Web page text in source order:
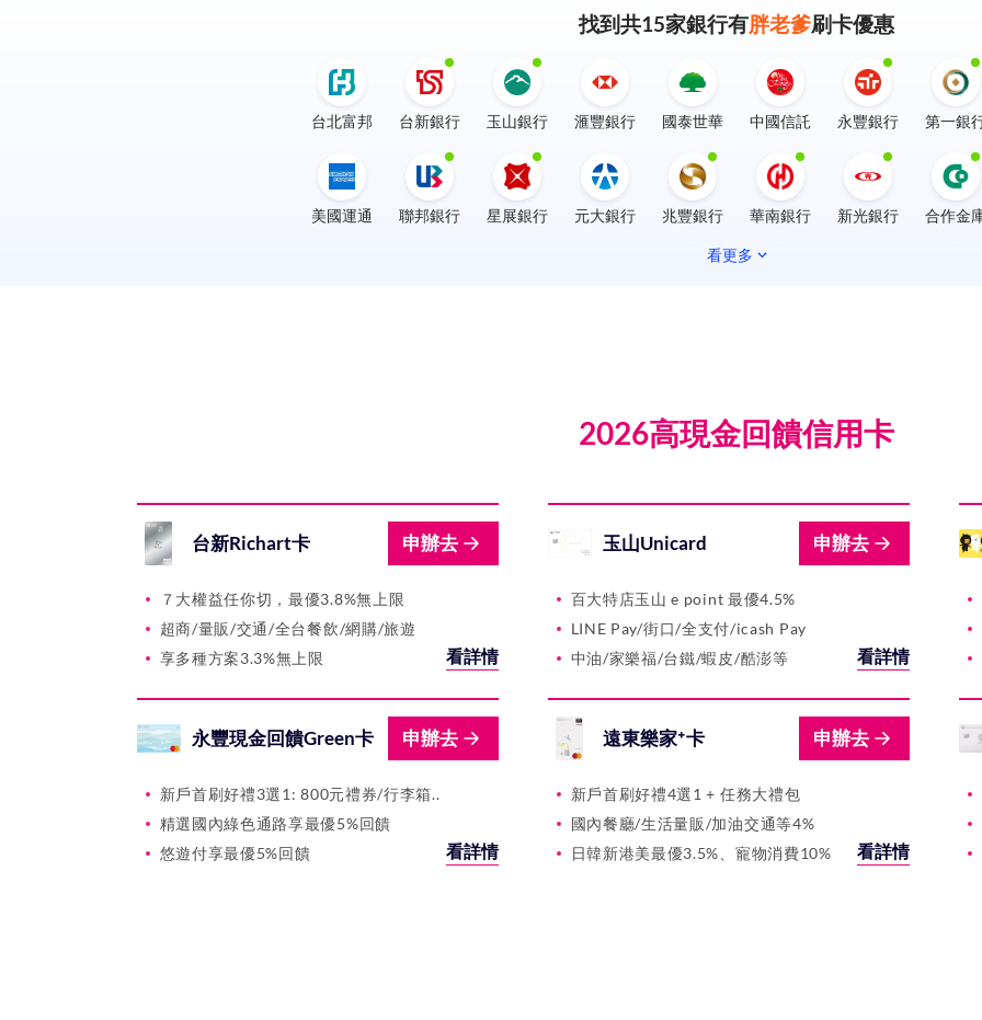
找到共15家銀行有胖老爹刷卡優惠
台北富邦 台新銀行 玉山銀行 滙豐銀行 國泰世華 中國信託 永豐銀行 第一銀
美國運通 聯邦銀行 星展銀行 元大銀行 兆豐銀行 華南銀行 新光銀行 合作金
看更多
2026高現金回饋信用卡
台新Richart卡 申辦去
７大權益任你切，最優3.8%無上限
超商/量販/交通/全台餐飲/網購/旅遊
享多種方案3.3%無上限
看詳情
玉山Unicard 申辦去
百大特店玉山 e point 最優4.5%
LINE Pay/街口/全支付/icash Pay
中油/家樂福/台鐵/蝦皮/酷澎等
看詳情
永豐現金回饋Green卡 申辦去
新戶首刷好禮3選1: 800元禮券/行李箱..
精選國內綠色通路享最優5%回饋
悠遊付享最優5%回饋
看詳情
遠東樂家⁺卡 申辦去
新戶首刷好禮4選1 + 任務大禮包
國內餐廳/生活量販/加油交通等4%
日韓新港美最優3.5%、寵物消費10%
看詳情